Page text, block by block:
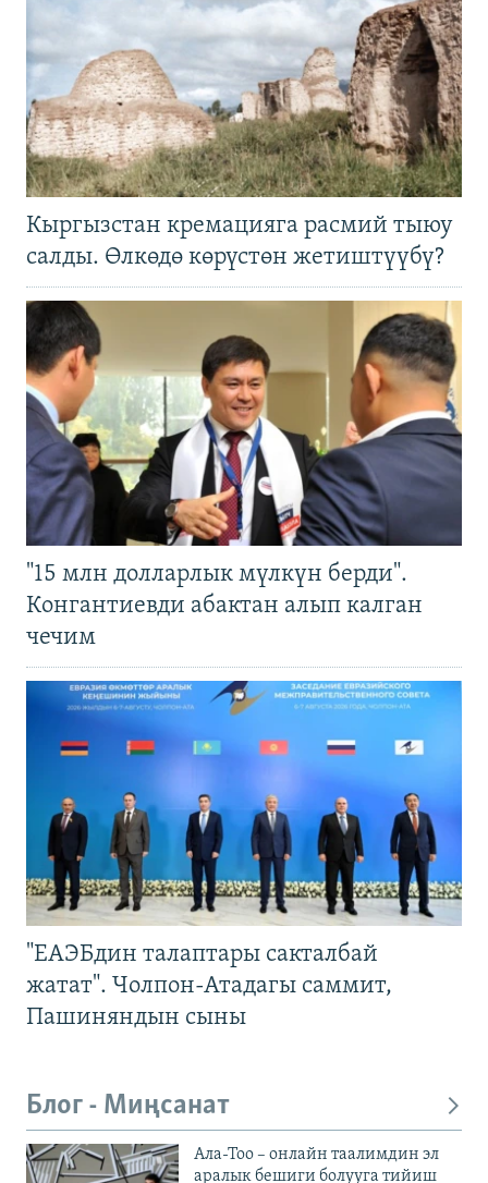
Кыргызстан кремацияга расмий тыюу
салды. Өлкөдө көрүстөн жетиштүүбү?
"15 млн долларлык мүлкүн берди".
Конгантиевди абактан алып калган
чечим
"ЕАЭБдин талаптары сакталбай
жатат". Чолпон-Атадагы саммит,
Пашиняндын сыны
Блог - Миңсанат
Ала-Тоо – онлайн таалимдин эл
аралык бешиги болууга тийиш